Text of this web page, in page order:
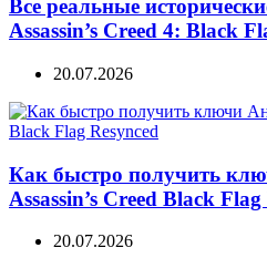
Все реальные
Assassin’s Creed 4: Black
20.07.2026
Как быстро получить
Assassin’s Creed Black Flag
20.07.2026